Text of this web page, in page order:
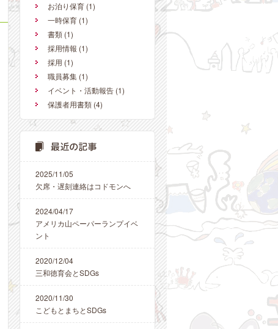
お泊り保育 (1)
一時保育 (1)
書類 (1)
採用情報 (1)
採用 (1)
職員募集 (1)
イベント・活動報告 (1)
保護者用書類 (4)
2025/11/05
欠席・遅刻連絡はコドモンへ
2024/04/17
アメリカ山ペーパーランプイベ
ント
2020/12/04
三和徳育会とSDGs
2020/11/30
こどもとまちとSDGs